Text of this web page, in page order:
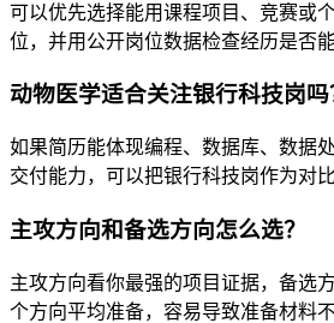
可以优先选择能用课程项目、竞赛或
位，并用公开岗位数据检查经历是否
动物医学适合关注银行科技岗吗
如果简历能体现编程、数据库、数据
交付能力，可以把银行科技岗作为对
主攻方向和备选方向怎么选？
主攻方向看你最强的项目证据，备选
个方向平均准备，容易导致准备材料不